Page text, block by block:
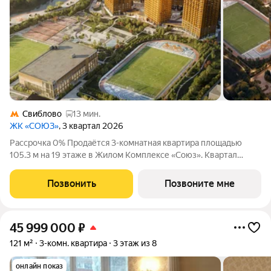
Свиблово
13 мин.
ЖК «СОЮЗ», 3 квартал 2026
Рассрочка 0% Продаётся 3-комнатная квартира площадью
105.3 м на 19 этаже в Жилом Комплексе «Союз». Квартал
олимпийских видов спорта: - Ледовая арена для хоккея и
фигурного катания, - Футбольные
Позвонить Позвоните мне
45 999 000 ₽
121 м² 3-комн. квартира 3 этаж из 8
онлайн показ